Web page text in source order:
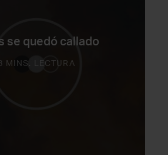
se quedó callado
MINS. LECTURA